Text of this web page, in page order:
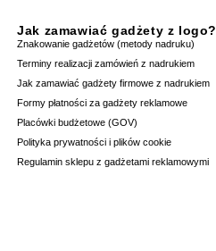
Jak zamawiać gadżety z logo?
Znakowanie gadżetów (metody nadruku)
Terminy realizacji zamówień z nadrukiem
Jak zamawiać gadżety firmowe z nadrukiem
Formy płatności za gadżety reklamowe
Placówki budżetowe (GOV)
Polityka prywatności i plików cookie
Regulamin sklepu z gadżetami reklamowymi